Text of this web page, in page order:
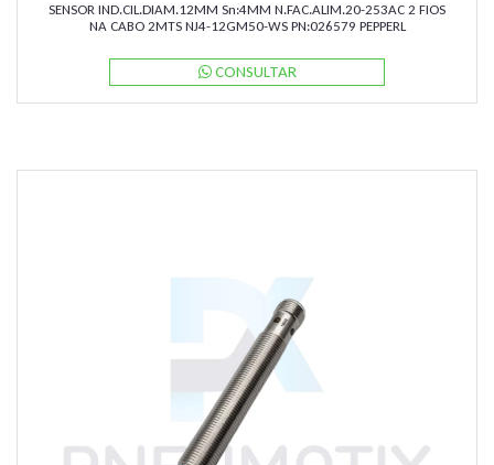
SENSOR IND.CIL.DIAM.12MM Sn:4MM N.FAC.ALIM.20-253AC 2 FIOS
NA CABO 2MTS NJ4-12GM50-WS PN:026579 PEPPERL
CONSULTAR